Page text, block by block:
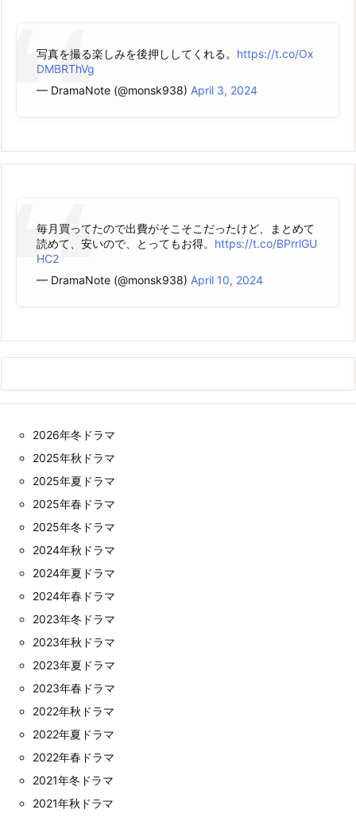
写真を撮る楽しみを後押ししてくれる。 https://t.co/Ox
DMBRThVg
— DramaNote (@monsk938) April 3, 2024
毎月買ってたので出費がそこそこだったけど、まとめて
読めて、安いので、とってもお得。 https://t.co/BPrrlGU
HC2
— DramaNote (@monsk938) April 10, 2024
2026年冬ドラマ
2025年秋ドラマ
2025年夏ドラマ
2025年春ドラマ
2025年冬ドラマ
2024年秋ドラマ
2024年夏ドラマ
2024年春ドラマ
2023年冬ドラマ
2023年秋ドラマ
2023年夏ドラマ
2023年春ドラマ
2022年秋ドラマ
2022年夏ドラマ
2022年春ドラマ
2021年冬ドラマ
2021年秋ドラマ